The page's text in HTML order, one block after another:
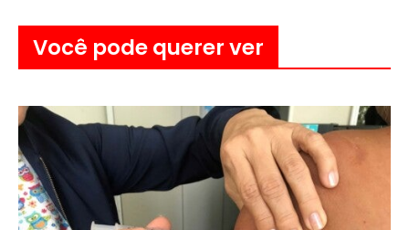
Você pode querer ver